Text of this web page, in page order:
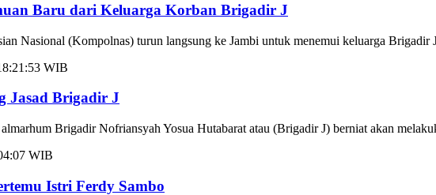
Baru dari Keluarga Korban Brigadir J
Nasional (Kompolnas) turun langsung ke Jambi untuk menemui keluarga Brigadir
WIB
Jasad Brigadir J
Brigadir Nofriansyah Yosua Hutabarat atau (Brigadir J) berniat akan
WIB
Istri Ferdy Sambo